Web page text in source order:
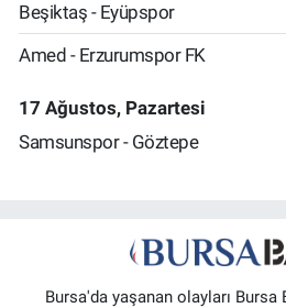
Beşiktaş - Eyüpspor
Amed - Erzurumspor FK
17 Ağustos, Pazartesi
Samsunspor - Göztepe
Bursa'da yaşanan olayları